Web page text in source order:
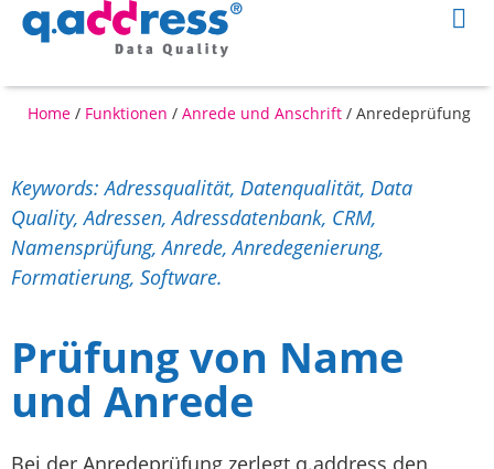
Home / Funktionen / Anrede und Anschrift / Anredeprüfung
Keywords: Adressqualität, Datenqualität, Data
Quality, Adressen, Adressdatenbank, CRM,
Namensprüfung, Anrede, Anredegenierung,
Formatierung, Software.
Prüfung von Name
und Anrede